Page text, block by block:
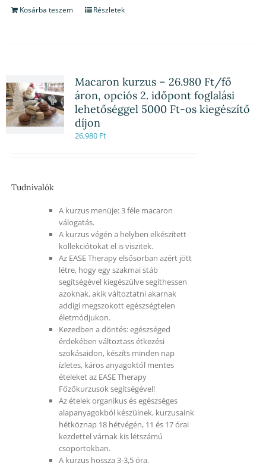
Kosárba teszem Részletek
Macaron kurzus – 26.980 Ft/fő
áron, opciós 2. időpont foglalási
lehetőséggel 5000 Ft-os kiegészítő
díjon
26,980 Ft
Tudnivalók
A kurzus menüje: 3 féle macaron
válogatás.
A kurzus végén a helyben elkészített
kollekciótokat el is viszitek.
Az EASE Therapy elsősorban azért jött
létre, hogy egy szakmai stáb
segítségével kiegészülve segíthessen
azoknak, akik változtatni akarnak
addigi megszokott egészségtelen
életmódjukon.
Kezedben a döntés: egészséged
érdekében változtass étkezési
szokásaidon, készíts minden nap
ízletes, káros anyagoktól mentes
ételeket az EASE Therapy
Főzőkurzusok segítségével!
Az ételek organikus és egészséges
alapanyagokból készülnek, kurzusaink
hétköznap 18 hétvégén, 11 és 17 órai
kezdettel várnak kis létszámú
csoportokban.
A kurzus hossza 3-3,5 óra.